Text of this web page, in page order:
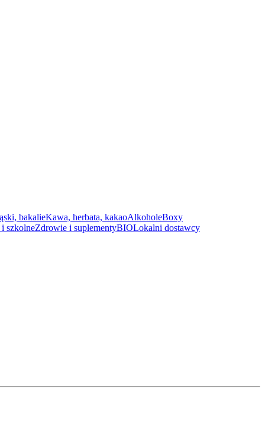
bakalieKawa, herbata, kakaoAlkoholeBoxy
szkolneZdrowie i suplementyBIOLokalni dostawcy